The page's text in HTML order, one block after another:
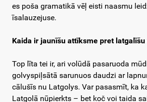
es poša gramatikā vēļ eisti naasmu
īsalauzejuse.
Kaida ir jaunīšu attīksme pret latgalīšu
Top līta tei ir, ari volūdā pasaruoda
golvyspiļsātā sarunuos daudzi ar
cālušīs nu Latgolys. Var pasasmīt, ka
Latgolā nūpierkts – bet koč voi taida